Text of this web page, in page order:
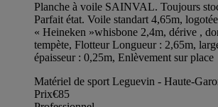
Planche à voile SAINVAL. Toujours
Parfait état. Voile standart 4,65m, logotée
« Heineken »whisbone 2,4m, dérive ,
tempète, Flotteur Longueur : 2,65m,
épaisseur : 0,25m, Enlèvement sur place
Matériel de sport Leguevin - Haute-
Prix€85